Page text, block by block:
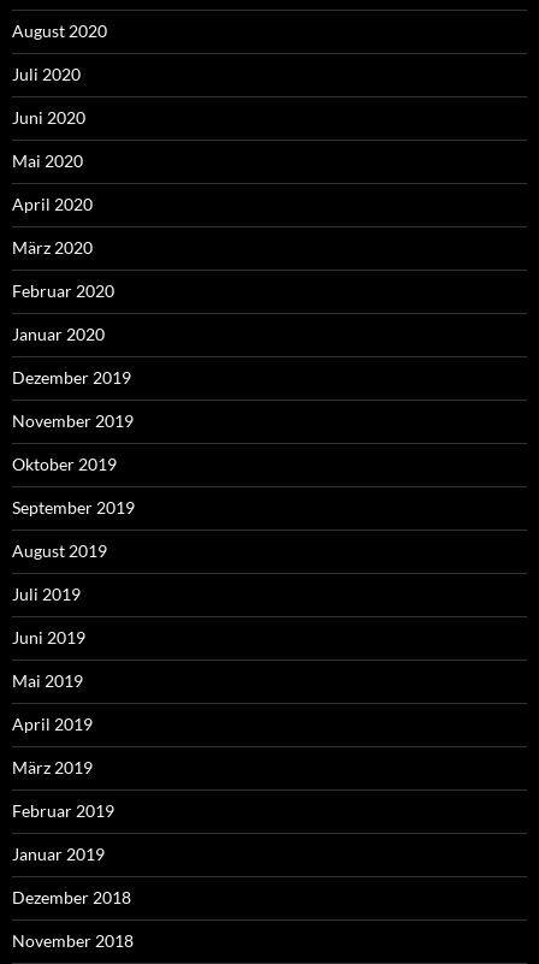
August 2020
Juli 2020
Juni 2020
Mai 2020
April 2020
März 2020
Februar 2020
Januar 2020
Dezember 2019
November 2019
Oktober 2019
September 2019
August 2019
Juli 2019
Juni 2019
Mai 2019
April 2019
März 2019
Februar 2019
Januar 2019
Dezember 2018
November 2018